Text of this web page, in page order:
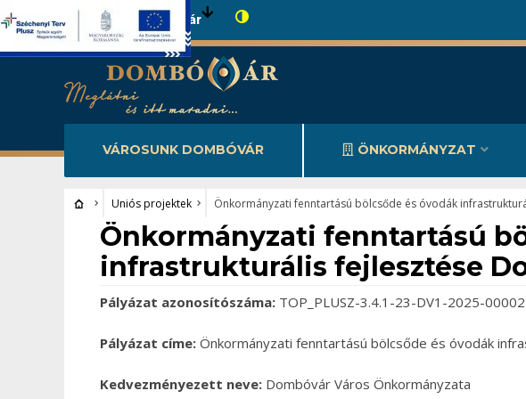
Városunk Dombóvár
VÁROSUNK DOMBÓVÁR ÖNKORMÁNYZAT
Uniós projektek Önkormányzati fenntartású bölcsőde és óvodák
Uniós projektek
Önkormányzati fenntartású
infrastrukturális fejlesztése
Pályázat azonosítószáma: TOP_PLUSZ-3.4.1-23-DV1-2025-00002
Pályázat címe: Önkormányzati fenntartású bölcsőde és óvodák
Kedvezményezett neve: Dombóvár Város Önkormányzata